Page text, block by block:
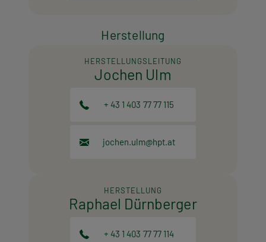
Herstellung
HERSTELLUNGSLEITUNG
Jochen Ulm
+ 43 1 403 77 77 115
jochen.ulm@hpt.at
HERSTELLUNG
Raphael Dürnberger
+ 43 1 403 77 77 114